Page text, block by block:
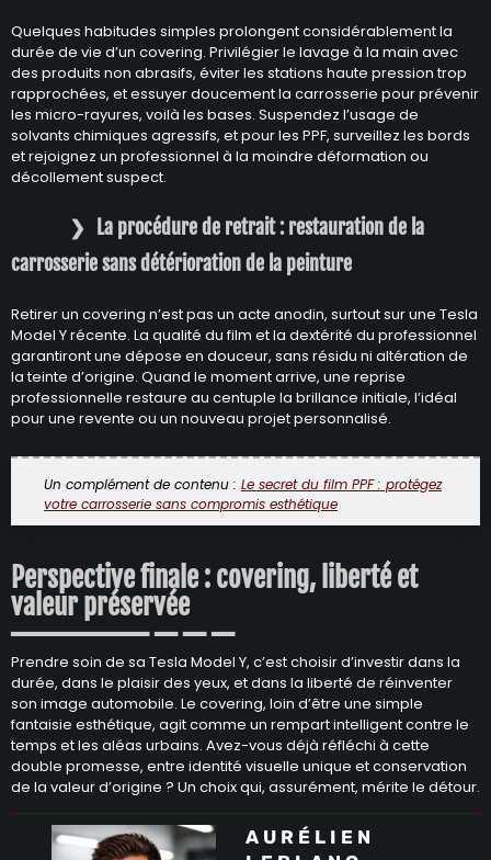
Quelques habitudes simples prolongent considérablement la
durée de vie d’un covering. Privilégier le lavage à la main avec
des produits non abrasifs, éviter les stations haute pression trop
rapprochées, et essuyer doucement la carrosserie pour prévenir
les micro-rayures, voilà les bases. Suspendez l’usage de
solvants chimiques agressifs, et pour les PPF, surveillez les bords
et rejoignez un professionnel à la moindre déformation ou
décollement suspect.
La procédure de retrait : restauration de la
carrosserie sans détérioration de la peinture
Retirer un covering n’est pas un acte anodin, surtout sur une Tesla
Model Y récente. La qualité du film et la dextérité du professionnel
garantiront une dépose en douceur, sans résidu ni altération de
la teinte d’origine. Quand le moment arrive, une reprise
professionnelle restaure au centuple la brillance initiale, l’idéal
pour une revente ou un nouveau projet personnalisé.
Un complément de contenu : Le secret du film PPF : protégez
votre carrosserie sans compromis esthétique
Perspective finale : covering, liberté et
valeur préservée
Prendre soin de sa Tesla Model Y, c’est choisir d’investir dans la
durée, dans le plaisir des yeux, et dans la liberté de réinventer
son image automobile. Le covering, loin d’être une simple
fantaisie esthétique, agit comme un rempart intelligent contre le
temps et les aléas urbains. Avez-vous déjà réfléchi à cette
double promesse, entre identité visuelle unique et conservation
de la valeur d’origine ? Un choix qui, assurément, mérite le détour.
AURÉLIEN